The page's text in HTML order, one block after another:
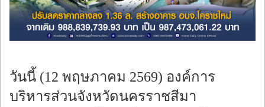
วันนี้ (12 พฤษภาคม 2569) องค์การ
บริหารส่วนจังหวัดนครราชสีมา